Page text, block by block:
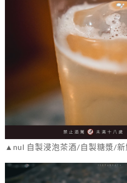
▲nul 自製浸泡茶酒/自製糖漿/新